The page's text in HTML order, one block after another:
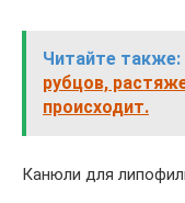
Читайте также:
рубцов,
происходит.
Канюли для